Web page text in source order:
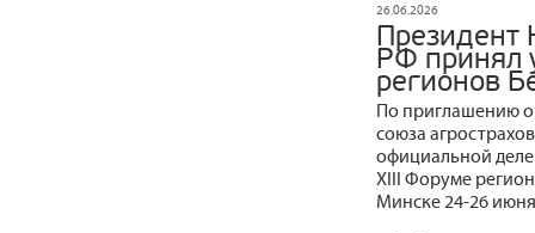
26.06.2026
Президент
РФ принял
регионов
По приглашению
союза
официальной
ХIII Форуме
Минске 24-26